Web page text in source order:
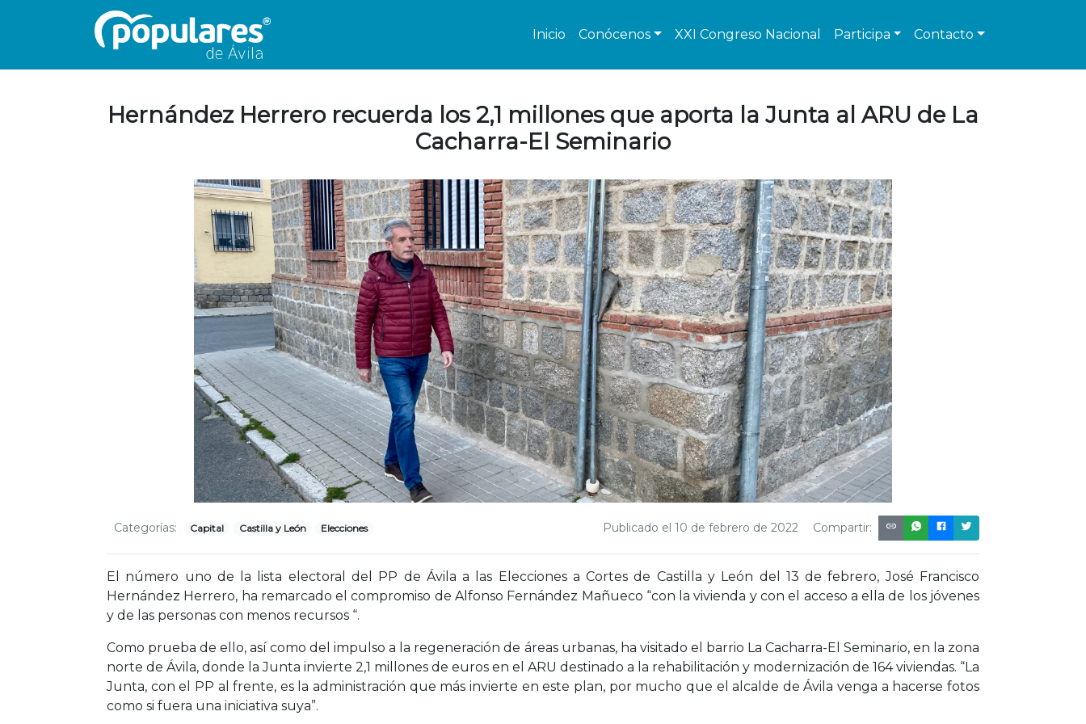
Inicio Conócenos XXI Congreso Nacional Participa Contacto
Hernández Herrero recuerda los 2,1 millones que aporta la Junta al ARU de La
Cacharra-El Seminario
Categorías: Capital Castilla y León Elecciones Compartir:
Publicado el 10 de febrero de 2022
El número uno de la lista electoral del PP de Ávila a las Elecciones a Cortes de Castilla y León del 13 de febrero, José Francisco
Hernández Herrero, ha remarcado el compromiso de Alfonso Fernández Mañueco “con la vivienda y con el acceso a ella de los jóvenes
y de las personas con menos recursos “.
Como prueba de ello, así como del impulso a la regeneración de áreas urbanas, ha visitado el barrio La Cacharra-El Seminario, en la zona
norte de Ávila, donde la Junta invierte 2,1 millones de euros en el ARU destinado a la rehabilitación y modernización de 164 viviendas. “La
Junta, con el PP al frente, es la administración que más invierte en este plan, por mucho que el alcalde de Ávila venga a hacerse fotos
como si fuera una iniciativa suya”.